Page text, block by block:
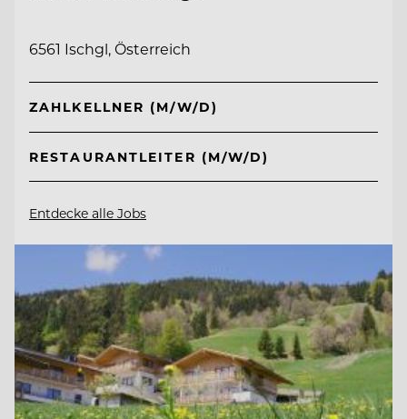
6561 Ischgl, Österreich
ZAHLKELLNER (M/W/D)
RESTAURANTLEITER (M/W/D)
Entdecke alle Jobs